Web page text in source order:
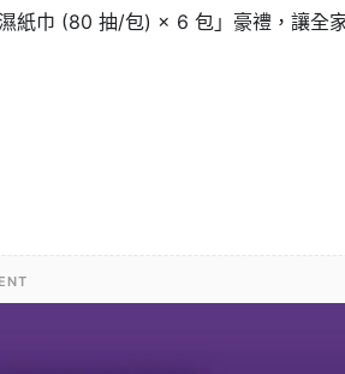
紙巾 (80 抽/包) × 6 包」豪禮，讓全